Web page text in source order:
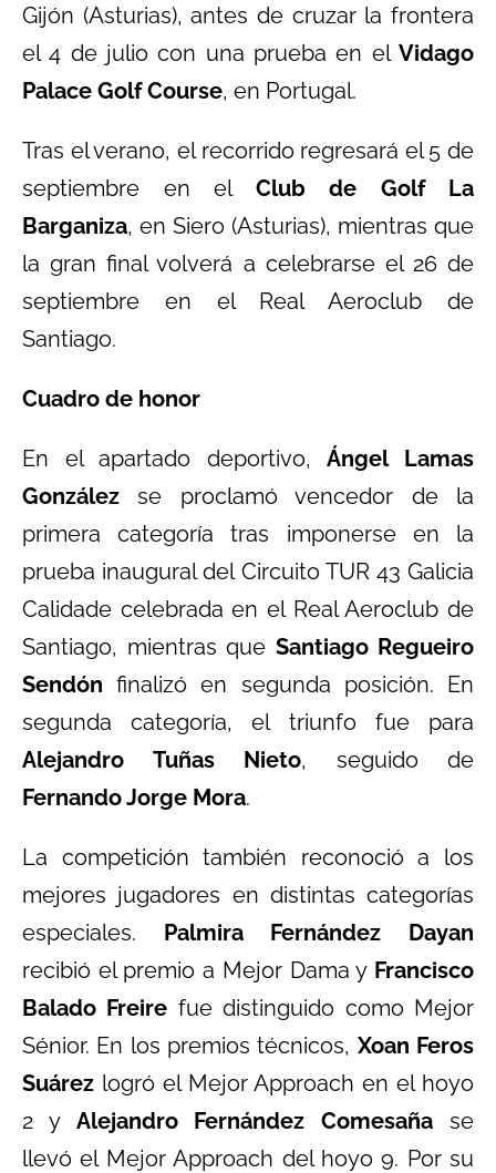
Gijón (Asturias), antes de cruzar la frontera
el 4 de julio con una prueba en el Vidago
Palace Golf Course, en Portugal.
Tras el verano, el recorrido regresará el 5 de
septiembre en el Club de Golf La
Barganiza, en Siero (Asturias), mientras que
la gran final volverá a celebrarse el 26 de
septiembre en el Real Aeroclub de
Santiago.
Cuadro de honor
En el apartado deportivo,Ángel Lamas
González se proclamó vencedor de la
primera categoría tras imponerse en la
prueba inaugural del Circuito TUR 43 Galicia
Calidade celebrada en el Real Aeroclub de
Santiago, mientras que Santiago Regueiro
Sendón finalizó en segunda posición. En
segunda categoría, el triunfo fue para
Alejandro Tuñas Nieto, seguido de
Fernando Jorge Mora.
La competición también reconoció a los
mejores jugadores en distintas categorías
especiales. Palmira Fernández Dayan
recibió el premio a Mejor Dama y Francisco
Balado Freire fue distinguido como Mejor
Sénior. En los premios técnicos, Xoan Feros
Suárez logró el Mejor Approach en el hoyo
2 y Alejandro Fernández Comesaña se
llevó el Mejor Approach del hoyo 9. Por su